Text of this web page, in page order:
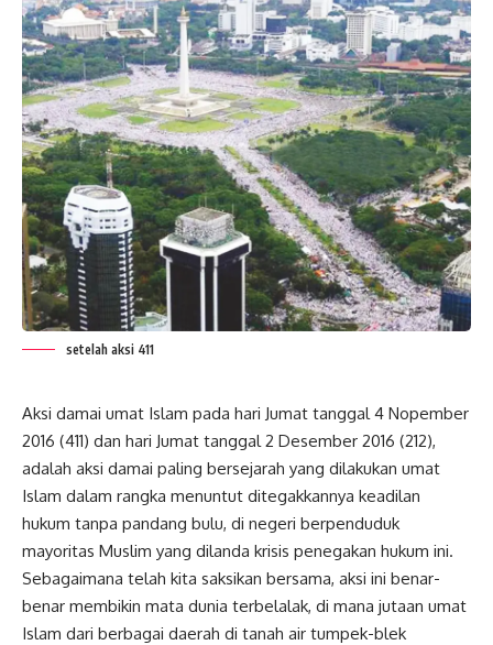
setelah aksi 411
Aksi damai umat Islam pada hari Jumat tanggal 4 Nopember
2016 (411) dan hari Jumat tanggal 2 Desember 2016 (212),
adalah aksi damai paling bersejarah yang dilakukan umat
Islam dalam rangka menuntut ditegakkannya keadilan
hukum tanpa pandang bulu, di negeri berpenduduk
mayoritas Muslim yang dilanda krisis penegakan hukum ini.
Sebagaimana telah kita saksikan bersama, aksi ini benar-
benar membikin mata dunia terbelalak, di mana jutaan umat
Islam dari berbagai daerah di tanah air tumpek-blek